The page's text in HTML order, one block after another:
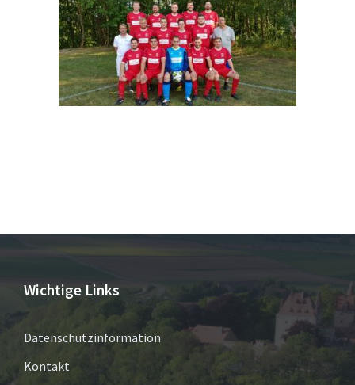
Wichtige Links
Datenschutzinformation
Kontakt